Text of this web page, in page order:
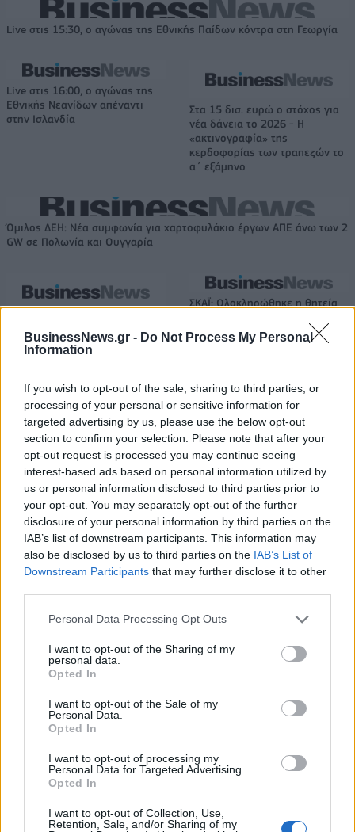
BusinessNews.gr - Do Not Process My Personal
Information
If you wish to opt-out of the sale, sharing to third parties, or
processing of your personal or sensitive information for
targeted advertising by us, please use the below opt-out
section to confirm your selection. Please note that after your
opt-out request is processed you may continue seeing
interest-based ads based on personal information utilized by
us or personal information disclosed to third parties prior to
your opt-out. You may separately opt-out of the further
disclosure of your personal information by third parties on the
IAB’s list of downstream participants. This information may
also be disclosed by us to third parties on the IAB’s List of
Downstream Participants that may further disclose it to other
Personal Data Processing Opt Outs
I want to opt-out of the Sharing of my
personal data.
Opted In
I want to opt-out of the Sale of my
Personal Data.
Opted In
I want to opt-out of processing my
Personal Data for Targeted Advertising.
Opted In
I want to opt-out of Collection, Use,
Retention, Sale, and/or Sharing of my
Live στις 15:30, ο αγώνας της Εθνικής Παίδων κόντρα στη Γεωργία
Live στις 16:00, ο αγώνας της
Εθνικής Νεανίδων απέναντι
στην Ισλανδία
Στα 15 δισ. ευρώ ο στόχος για
νέα δάνεια το 2026 - Η
«ακτινογραφία» της
κερδοφορίας των τραπεζών το
α΄ εξάμηνο
Όμιλος ΔΕΗ: Νέα συμφωνία για χαρτοφυλάκιο έργων ΑΠΕ άνω των 2
GW σε Πολωνία και Ουγγαρία
πώληση συμμετοχής στο Sofia
South Ring Mall έναντι 49,35
ΣΚΑΪ: Ολοκληρώθηκε η θητεία
Γιάννης Αλαφούζος επιστρέφει
στη θέση του CEO
Media: Με ενίσχυση 8 εκατ. ευρώ σε 451 επιχειρήσεις ξεκίνησε το
πρόγραμμα στήριξης- Κάλυψη εισφορών ΕΔΟΕΑΠ
Η Toyota φέρνει νέα γενιά
μπαταριών για τα υβριδικά της
Σε κινεζική… πολιορκία η
ευρωπαϊκή
αυτοκινητοβιομηχανία
Άρης: Το πρόγραμμα
προετοιμασίας και τα φιλικά
ΠΑΟΚ: Έφτασε στη Θεσσαλονίκη
ο ΡαϊΚουάν Γκρέι (pics)
Χρηματιστήριο Αθηνών: Εβδομαδιαία άνοδος 1,76%, κέρδη 23,31%
Ελληνική Αναπτυξιακή Τράπεζα:
Υπ. Μεταφορών: Οριστική λύση